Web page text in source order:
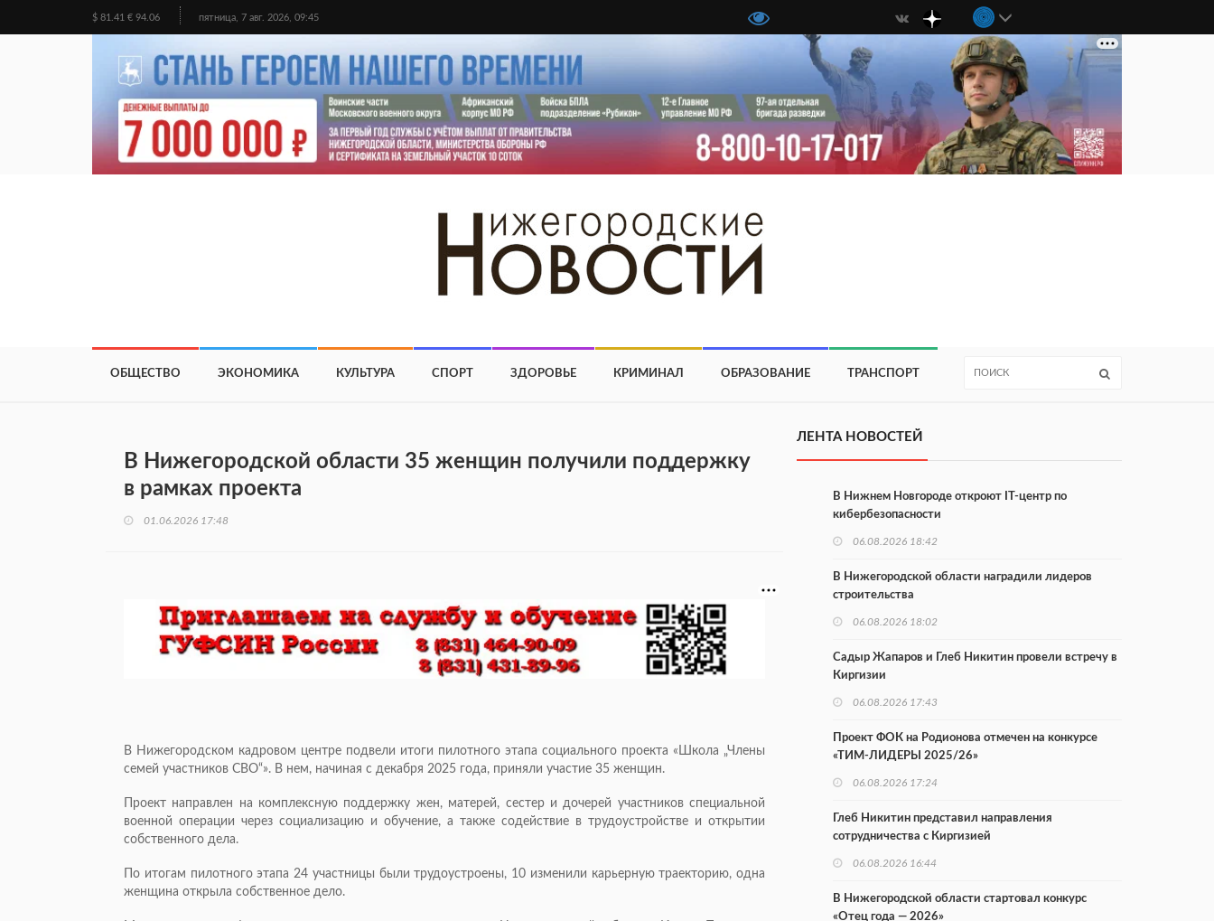
$ 81.41 € 94.06 пятница, 7 авг. 2026, 09:45
ОБЩЕСТВО ЭКОНОМИКА КУЛЬТУРА СПОРТ ЗДОРОВЬЕ КРИМИНАЛ ОБРАЗОВАНИЕ ТРАНСПОРТ
В Нижегородской области 35 женщин получили поддержку
в рамках проекта
01.06.2026 17:48
В Нижегородском кадровом центре подвели итоги пилотного этапа социального проекта «Школа „Члены
семей участников СВО“». В нем, начиная с декабря 2025 года, приняли участие 35 женщин.
Проект направлен на комплексную поддержку жен, матерей, сестер и дочерей участников специальной
военной операции через социализацию и обучение, а также содействие в трудоустройстве и открытии
собственного дела.
По итогам пилотного этапа 24 участницы были трудоустроены, 10 изменили карьерную траекторию, одна
женщина открыла собственное дело.
ЛЕНТА НОВОСТЕЙ
В Нижнем Новгороде откроют IT-центр по
кибербезопасности
06.08.2026 18:42
В Нижегородской области наградили лидеров
строительства
06.08.2026 18:02
Садыр Жапаров и Глеб Никитин провели встречу в
Киргизии
06.08.2026 17:43
Проект ФОК на Родионова отмечен на конкурсе
«ТИМ-ЛИДЕРЫ 2025/26»
06.08.2026 17:24
Глеб Никитин представил направления
сотрудничества с Киргизией
06.08.2026 16:44
В Нижегородской области стартовал конкурс
«Отец года — 2026»